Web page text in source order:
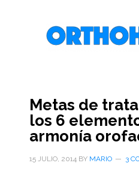
Metas de
los 6
armonía
15 JULIO, 2014BY MARIO 3